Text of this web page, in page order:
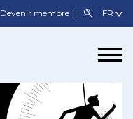
Devenir membre